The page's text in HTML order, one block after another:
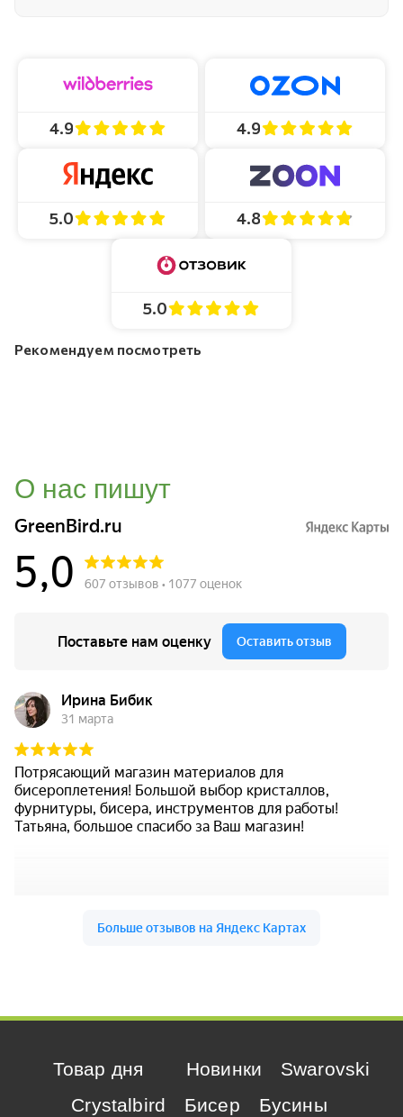
4.9 4.9
5.0 4.8
5.0
Рекомендуем посмотреть
О нас пишут
Товар дня Новинки
Swarovski
Crystalbird
Бисер
Бусины